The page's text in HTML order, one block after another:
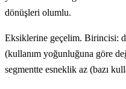
dönüşleri olumlu.
Eksiklerine geçelim. Birincisi:
(kullanım yoğunluğuna göre
segmentte esneklik az (bazı